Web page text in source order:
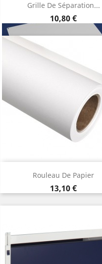
Grille De Séparation...
Prix
10,80 €
Rouleau De Papier
Prix
13,10 €